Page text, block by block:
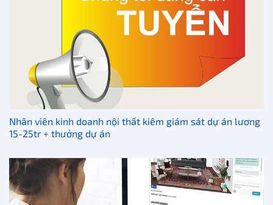
Nhân viên kinh doanh nội thất kiêm giám sát dự án lương
15-25tr + thưởng dự án